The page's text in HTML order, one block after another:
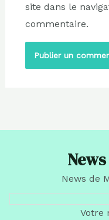
site dans le
commentaire.
News de
Votre